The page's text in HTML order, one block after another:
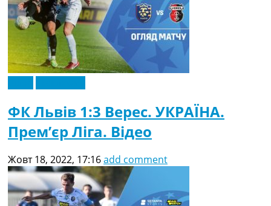
ФК Львів 1:3 Верес. УКРАЇНА.
Прем’єр Ліга. Відео
Жовт 18, 2022, 17:16add comment